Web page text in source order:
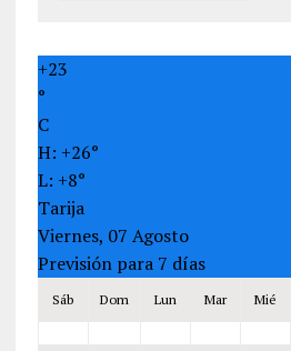
+23
°
C
H: +26°
L: +8°
Tarija
Viernes, 07 Agosto
Previsión para 7 días
Sáb Dom Lun Mar Mié